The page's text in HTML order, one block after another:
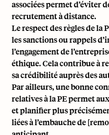
associées permet d’éviter
recrutement à distance.
Le respect des règles de la
les sanctions ou rappels
l’engagement de
éthique. Cela contribue à
sa crédibilité auprès des
Par ailleurs, une bonne
relatives à la PE permet
et planifier plus
liées à l’embauche de